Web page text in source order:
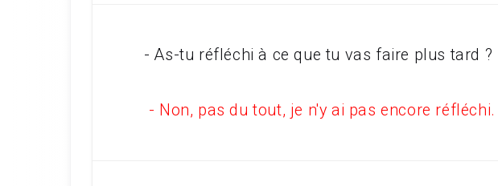
- As-tu réfléchi à ce que tu vas faire plus tard ?
- Non, pas du tout, je n'y ai pas encore réfléchi.